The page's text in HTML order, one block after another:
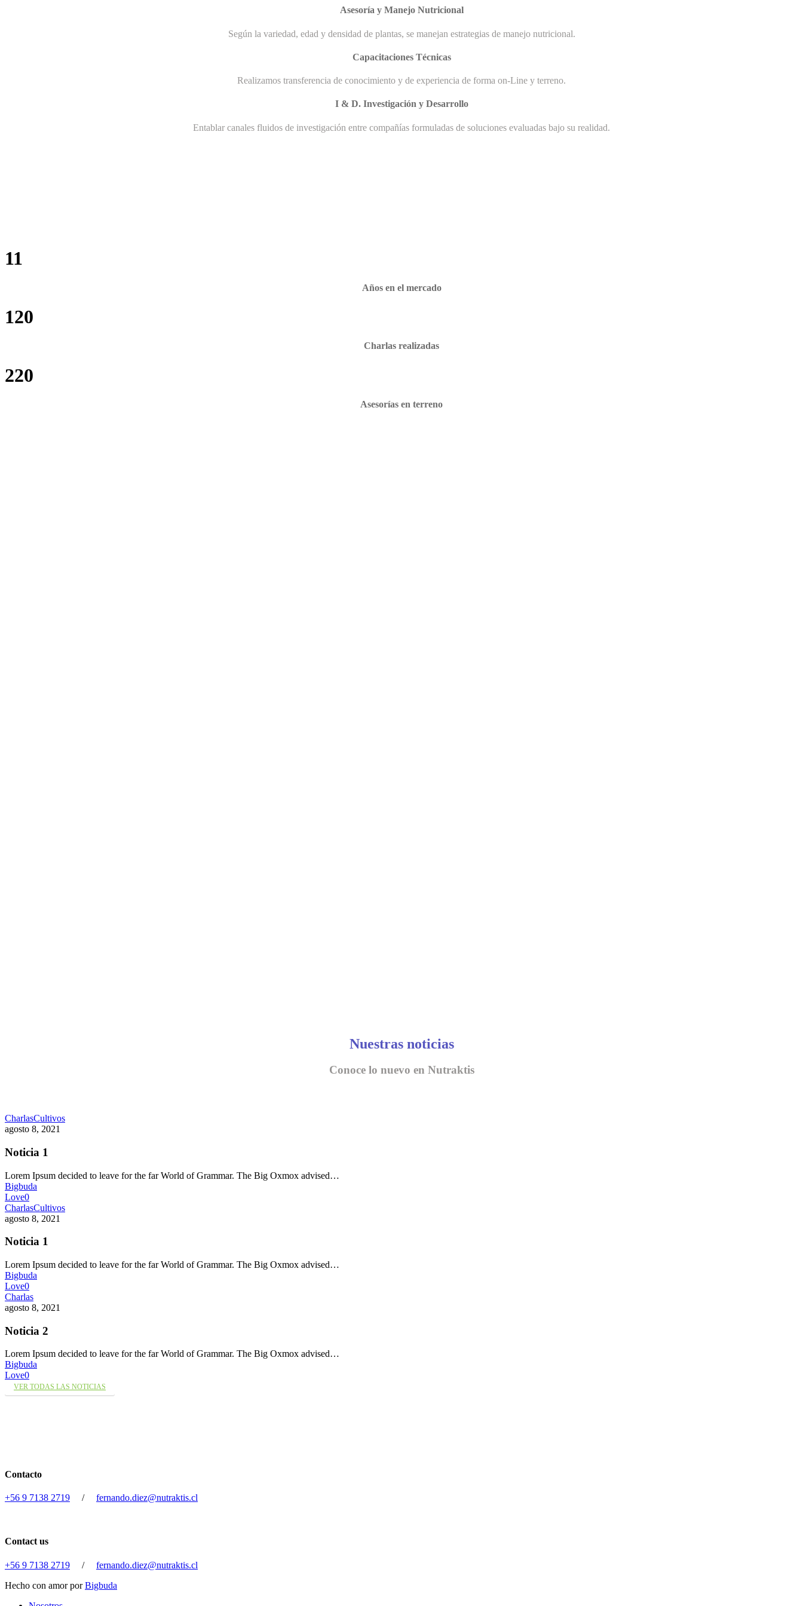
Asesoría y Manejo Nutricional
Según la variedad, edad y densidad de plantas, se manejan estrategias de manejo nutricional.
Capacitaciones Técnicas
Realizamos transferencia de conocimiento y de experiencia de forma on-Line y terreno.
I & D. Investigación y Desarrollo
Entablar canales fluidos de investigación entre compañías formuladas de soluciones evaluadas bajo su realidad.
11
Años en el mercado
120
Charlas realizadas
220
Asesorías en terreno
Nuestras noticias
Conoce lo nuevo en Nutraktis
CharlasCultivos
agosto 8, 2021
Noticia 1
Lorem Ipsum decided to leave for the far World of Grammar. The Big Oxmox advised…
Bigbuda
Love0
CharlasCultivos
agosto 8, 2021
Noticia 1
Lorem Ipsum decided to leave for the far World of Grammar. The Big Oxmox advised…
Bigbuda
Love0
Charlas
agosto 8, 2021
Noticia 2
Lorem Ipsum decided to leave for the far World of Grammar. The Big Oxmox advised…
Bigbuda
Love0
VER TODAS LAS NOTICIAS
Contacto
+56 9 7138 2719 / fernando.diez@nutraktis.cl
Contact us
+56 9 7138 2719 / fernando.diez@nutraktis.cl
Hecho con amor porBigbuda